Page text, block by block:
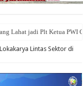
Lahat jadi Plt Ketua PWI
Lintas Sektor di